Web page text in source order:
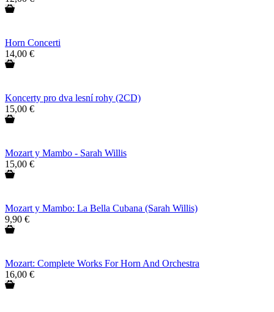
Horn Concerti
14,00 €
Koncerty pro dva lesní rohy (2CD)
15,00 €
Mozart y Mambo - Sarah Willis
15,00 €
Mozart y Mambo: La Bella Cubana (Sarah Willis)
9,90 €
Mozart: Complete Works For Horn And Orchestra
16,00 €